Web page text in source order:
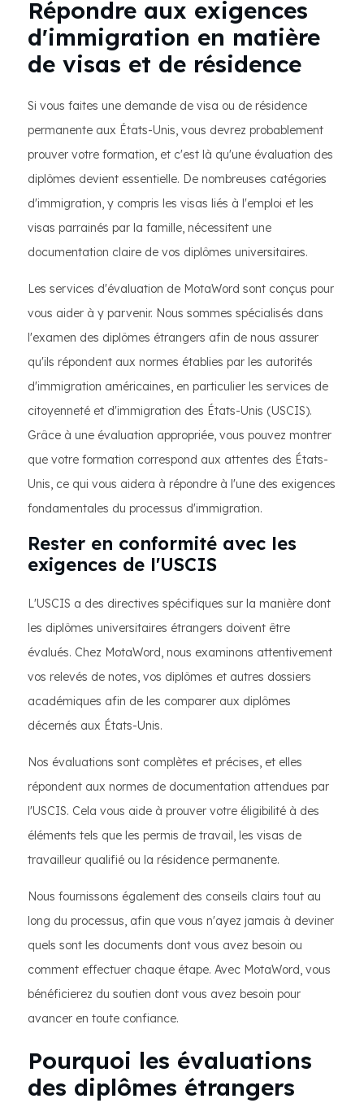
Répondre aux exigences
d'immigration en matière
de visas et de résidence
Si vous faites une demande de visa ou de résidence
permanente aux États-Unis, vous devrez probablement
prouver votre formation, et c'est là qu'une évaluation des
diplômes devient essentielle. De nombreuses catégories
d'immigration, y compris les visas liés à l'emploi et les
visas parrainés par la famille, nécessitent une
documentation claire de vos diplômes universitaires.
Les services d'évaluation de MotaWord sont conçus pour
vous aider à y parvenir. Nous sommes spécialisés dans
l'examen des diplômes étrangers afin de nous assurer
qu'ils répondent aux normes établies par les autorités
d'immigration américaines, en particulier les services de
citoyenneté et d'immigration des États-Unis (USCIS).
Grâce à une évaluation appropriée, vous pouvez montrer
que votre formation correspond aux attentes des États-
Unis, ce qui vous aidera à répondre à l'une des exigences
fondamentales du processus d'immigration.
Rester en conformité avec les
exigences de l'USCIS
L'USCIS a des directives spécifiques sur la manière dont
les diplômes universitaires étrangers doivent être
évalués. Chez MotaWord, nous examinons attentivement
vos relevés de notes, vos diplômes et autres dossiers
académiques afin de les comparer aux diplômes
décernés aux États-Unis.
Nos évaluations sont complètes et précises, et elles
répondent aux normes de documentation attendues par
l'USCIS. Cela vous aide à prouver votre éligibilité à des
éléments tels que les permis de travail, les visas de
travailleur qualifié ou la résidence permanente.
Nous fournissons également des conseils clairs tout au
long du processus, afin que vous n'ayez jamais à deviner
quels sont les documents dont vous avez besoin ou
comment effectuer chaque étape. Avec MotaWord, vous
bénéficierez du soutien dont vous avez besoin pour
avancer en toute confiance.
Pourquoi les évaluations
des diplômes étrangers